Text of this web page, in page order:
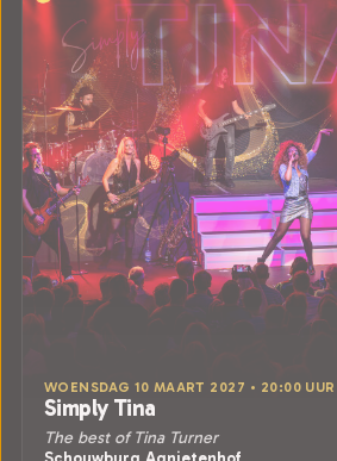
WOENSDAG 10 MAART 2027 • 20:00 UUR
Simply Tina
The best of Tina Turner